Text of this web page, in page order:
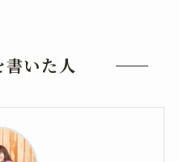
書いた人